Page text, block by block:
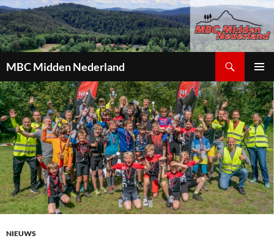
MBC Midden Nederland
MENU
NAAR
DE
INHOUD
NIEUWS